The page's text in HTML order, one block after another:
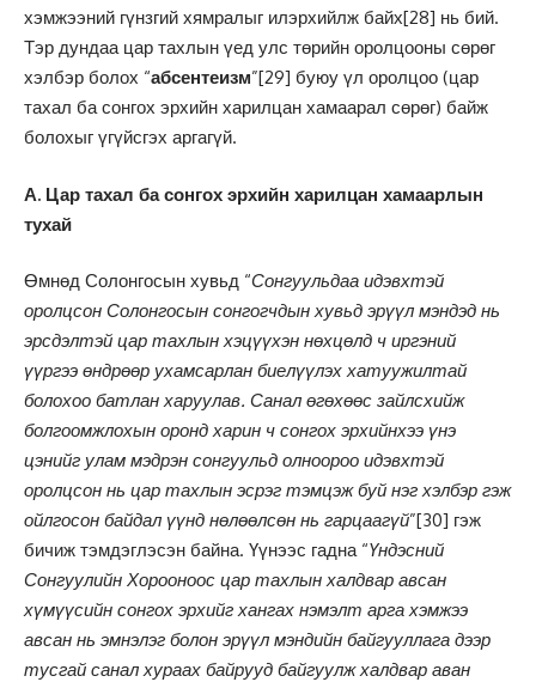
хэмжээний гүнзгий хямралыг илэрхийлж байх[28] нь бий.
Тэр дундаа цар тахлын үед улс төрийн оролцооны сөрөг
хэлбэр болох “абсентеизм”[29] буюу үл оролцоо (цар
тахал ба сонгох эрхийн харилцан хамаарал сөрөг) байж
болохыг үгүйсгэх аргагүй.
А. Цар тахал ба сонгох эрхийн харилцан хамаарлын
тухай
Өмнөд Солонгосын хувьд “Сонгуульдаа идэвхтэй
оролцсон Солонгосын сонгогчдын хувьд эрүүл мэндэд нь
эрсдэлтэй цар тахлын хэцүүхэн нөхцөлд ч иргэний
үүргээ өндрөөр ухамсарлан биелүүлэх хатуужилтай
болохоо батлан харуулав. Санал өгөхөөс зайлсхийж
болгоомжлохын оронд харин ч сонгох эрхийнхээ үнэ
цэнийг улам мэдрэн сонгуульд олноороо идэвхтэй
оролцсон нь цар тахлын эсрэг тэмцэж буй нэг хэлбэр гэж
ойлгосон байдал үүнд нөлөөлсөн нь гарцаагүй”[30] гэж
бичиж тэмдэглэсэн байна. Үүнээс гадна “Үндэсний
Сонгуулийн Хорооноос цар тахлын халдвар авсан
хүмүүсийн сонгох эрхийг хангах нэмэлт арга хэмжээ
авсан нь эмнэлэг болон эрүүл мэндийн байгууллага дээр
тусгай санал хураах байрууд байгуулж халдвар аван